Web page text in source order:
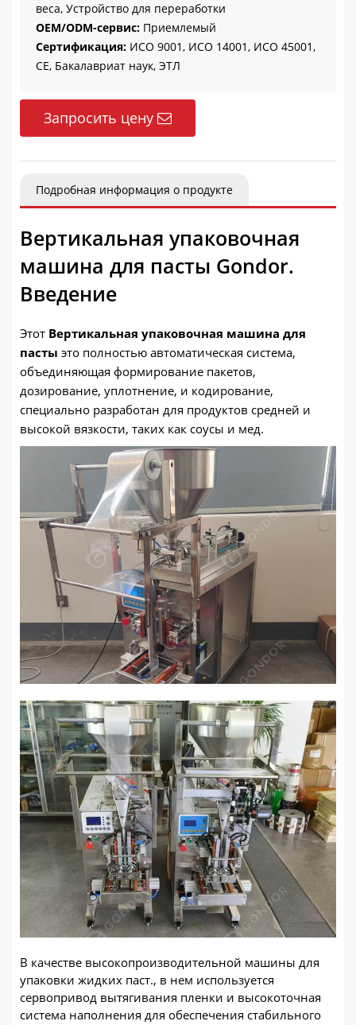
веса, Устройство для переработки
OEM/ODM-сервис: Приемлемый
Сертификация: ИСО 9001, ИСО 14001, ИСО 45001,
CE, Бакалавриат наук, ЭТЛ
Запросить цену
Подробная информация о продукте
Вертикальная упаковочная
машина для пасты Gondor.
Введение
Этот Вертикальная упаковочная машина для
пасты это полностью автоматическая система,
объединяющая формирование пакетов,
дозирование, уплотнение, и кодирование,
специально разработан для продуктов средней и
высокой вязкости, таких как соусы и мед.
В качестве высокопроизводительной машины для
упаковки жидких паст., в нем используется
сервопривод вытягивания пленки и высокоточная
система наполнения для обеспечения стабильного